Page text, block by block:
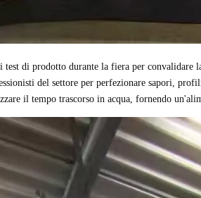
di prodotto durante la fiera per
del settore per perfezionare sapori,
il tempo trascorso in acqua, fornendo